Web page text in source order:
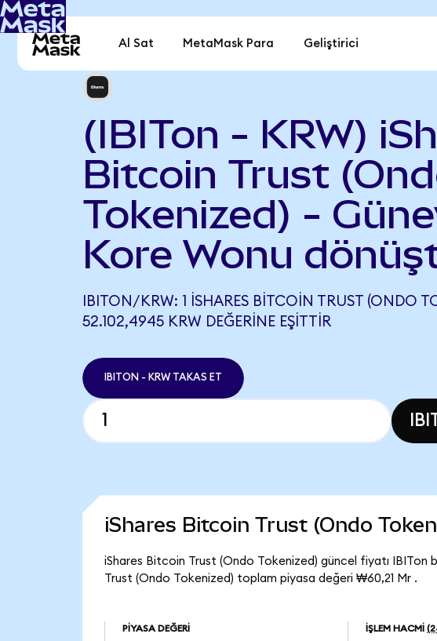
Al Sat MetaMask Para Geliştirici
(IBITon - KRW)
Bitcoin Trust
Tokenized) -
Kore Wonu
IBITON/KRW: 1 ISHARES BITCOIN TRUST (ONDO
52.102,4945 KRW DEĞERINE EŞITTIR
IBITON - KRW TAKAS ET
iShares Bitcoin Trust (Ondo
iShares Bitcoin Trust (Ondo Tokenized) güncel fiyatı IBITon
Trust (Ondo Tokenized) toplam piyasa değeri ₩60,21 Mr .
PIYASA DEĞERI İŞLEM HACMI